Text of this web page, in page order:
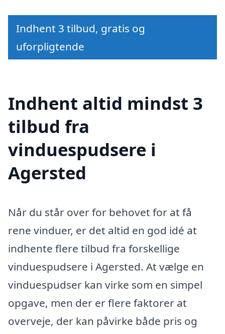
Indhent 3 tilbud, gratis og
uforpligtende
Indhent altid mindst 3
tilbud fra
vinduespudsere i
Agersted
Når du står over for behovet for at få
rene vinduer, er det altid en god idé at
indhente flere tilbud fra forskellige
vinduespudsere i Agersted. At vælge en
vinduespudser kan virke som en simpel
opgave, men der er flere faktorer at
overveje, der kan påvirke både pris og